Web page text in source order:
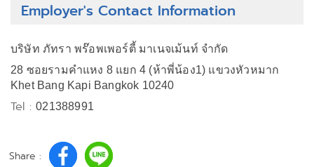
Employer's Contact Information
บริษัท ภัทรา พร๊อพเพอร์ตี้ มาเนจเม้นท์ จำกัด
28 ซอยรามคำแหง 8 แยก 4 (ห้าพี่น้อง1) แขวงหัวหมาก
Khet Bang Kapi Bangkok 10240
Tel :021388991
Share :